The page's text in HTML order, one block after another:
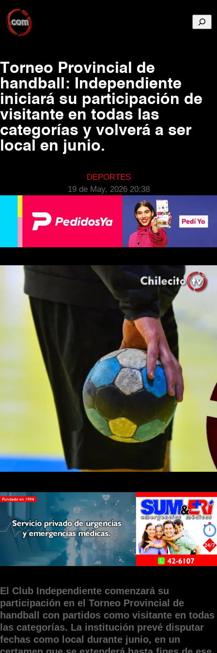
Torneo Provincial de
handball: Independiente
iniciará su participación de
visitante en todas las
categorías y volverá a ser
local en junio.
DEPORTES
19 de May, 2026 20:38
El Club Independiente comenzará su
participación en el Torneo Provincial de
handball con partidos como visitante en todas
las categorías. La institución prevé disputar
fechas como local durante junio, en un